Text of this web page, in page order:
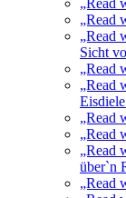
„Read
„Read
„Read
Sicht
„Read
„Read
„Read
„Read
„Read
über`n
„Read